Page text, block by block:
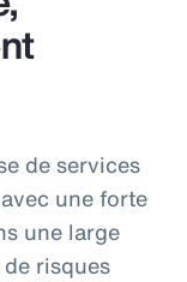
de services
une forte
une large
risques